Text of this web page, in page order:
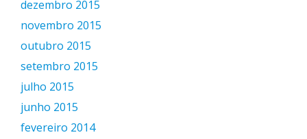
dezembro 2015
novembro 2015
outubro 2015
setembro 2015
julho 2015
junho 2015
fevereiro 2014